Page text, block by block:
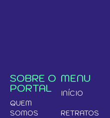
SOBRE O
PORTAL
QUEM
SOMOS
MENU
INÍCIO
RETRATOS